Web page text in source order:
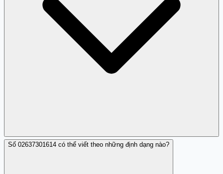
Đúng, Trang Trắng là nền tảng người dùng có thể dành
Số 02637301614 có thể viết theo những định dạng nào?